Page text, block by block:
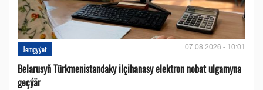
Jemgyýet 07.08.2026 - 10:01
Belarusyň Türkmenistandaky ilçihanasy elektron nobat ulgamyna
geçýär